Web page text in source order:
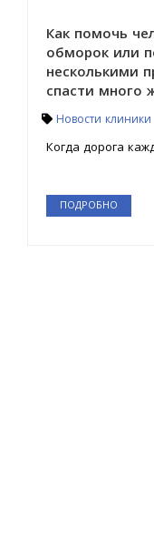
Как помочь
обморок или
несколькими
спасти много
Новости клиники
Когда дорога
ПОДРОБНО